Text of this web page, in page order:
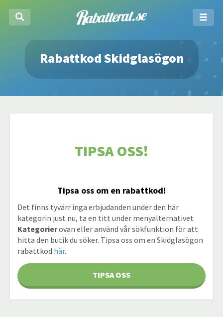
Rabattkod Skidglasögon
TIPSA OSS!
Tipsa oss om en rabattkod!
Det finns tyvärr inga erbjudanden under den här
kategorin just nu, ta en titt under menyalternativet
Kategorierovan eller använd vår sökfunktion för att
hitta den butik du söker. Tipsa oss om en Skidglasögon
rabattkod här.
TIPSA OSS